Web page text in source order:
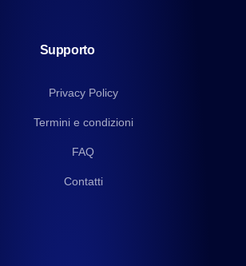
Supporto
Privacy Policy
Termini e condizioni
FAQ
Contatti